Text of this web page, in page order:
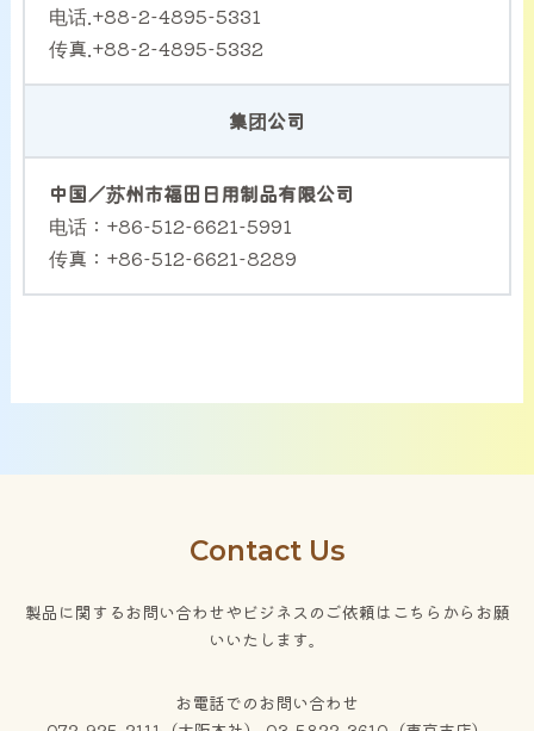
电话.+88-2-4895-5331
传真.+88-2-4895-5332
集团公司
中国／苏州市福田日用制品有限公司
电话：+86-512-6621-5991
传真：+86-512-6621-8289
Contact Us
製品に関するお問い合わせやビジネスのご依頼はこちらからお願
いいたします。
お電話でのお問い合わせ